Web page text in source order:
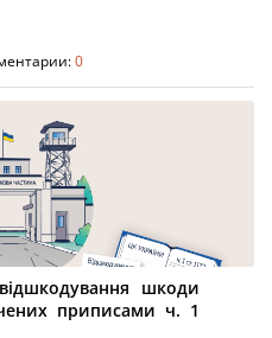
0
шкоди
приписами ч. 1